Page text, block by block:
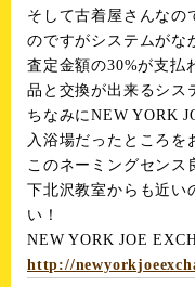
そして古着屋さんなの
のですがシステムがな
査定金額の30%が支払
品と交換が出来るシス
ちなみにNEW YORK
入浴場だったところを
このネーミングセンス
下北沢教室からも近い
い！
NEW YORK JOE
http://